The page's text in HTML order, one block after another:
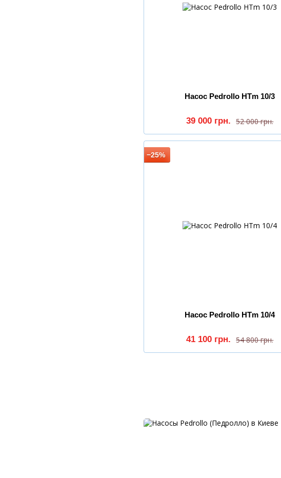
Насос Pedrollo HTm 10/3
52 000 грн.
39 000 грн.
−25%
Насос Pedrollo HTm 10/4
54 800 грн.
41 100 грн.